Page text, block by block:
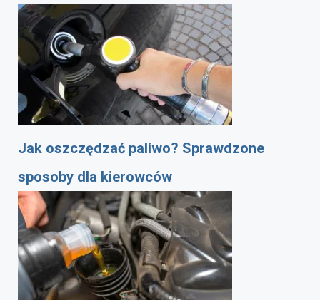
Jak oszczędzać paliwo? Sprawdzone
sposoby dla kierowców